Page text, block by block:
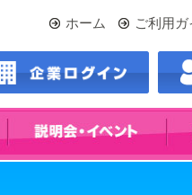
ホーム ご利用ガ